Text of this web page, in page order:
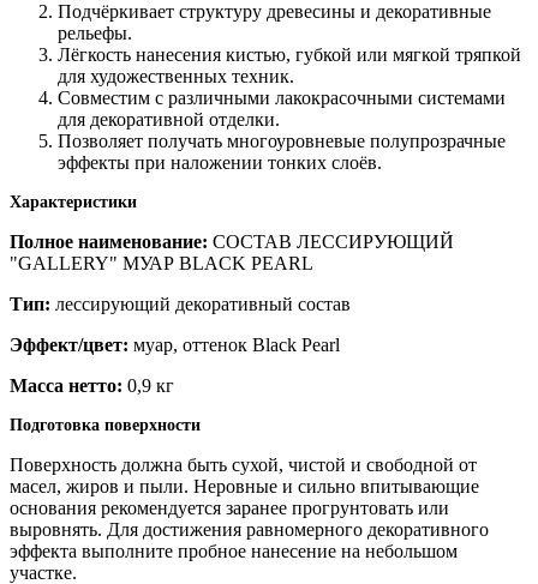
Подчёркивает структуру древесины и декоративные
рельефы.
Лёгкость нанесения кистью, губкой или мягкой тряпкой
для художественных техник.
Совместим с различными лакокрасочными системами
для декоративной отделки.
Позволяет получать многоуровневые полупрозрачные
эффекты при наложении тонких слоёв.
Характеристики
Полное наименование: СОСТАВ ЛЕССИРУЮЩИЙ
"GALLERY" МУАР BLACK PEARL
Тип: лессирующий декоративный состав
Эффект/цвет: муар, оттенок Black Pearl
Масса нетто: 0,9 кг
Подготовка поверхности
Поверхность должна быть сухой, чистой и свободной от
масел, жиров и пыли. Неровные и сильно впитывающие
основания рекомендуется заранее прогрунтовать или
выровнять. Для достижения равномерного декоративного
эффекта выполните пробное нанесение на небольшом
участке.